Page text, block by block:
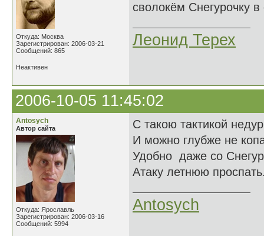
Откуда: Москва
Зарегистрирован: 2006-03-21
Сообщений: 865
сволокём Снегурочку в
Леонид Терех
Неактивен
2006-10-05 11:45:02
Antosych
Автор сайта
Откуда: Ярославль
Зарегистрирован: 2006-03-16
Сообщений: 5994
С такою тактикой
И можно глубже не
Удобно даже со
Атаку летнюю
Antosych